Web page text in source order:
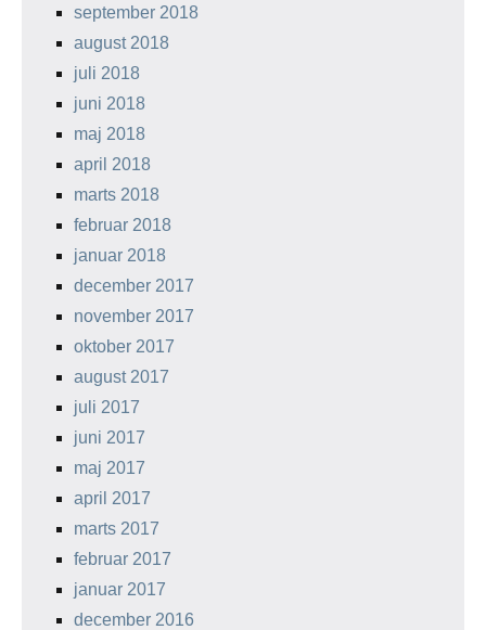
september 2018
august 2018
juli 2018
juni 2018
maj 2018
april 2018
marts 2018
februar 2018
januar 2018
december 2017
november 2017
oktober 2017
august 2017
juli 2017
juni 2017
maj 2017
april 2017
marts 2017
februar 2017
januar 2017
december 2016